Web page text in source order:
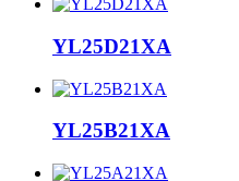
YL25D21XA
YL25B21XA